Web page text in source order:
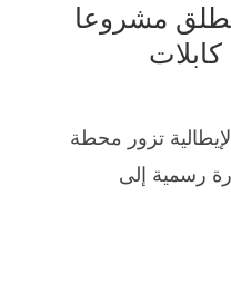
تطلق مشروعا
تزور محطة
رسمية إلى